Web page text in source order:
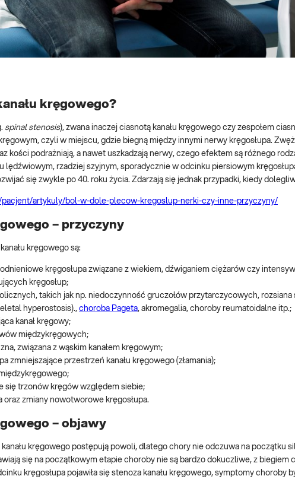
kręgowego?
spinal stenosis), zwana inaczej ciasnotą kanału kręgowego czy zespołem
czyli w miejscu, gdzie biegną między innymi nerwy kręgosłupa.
kości podrażniają, a nawet uszkadzają nerwy, czego efektem są różnego
lędźwiowym, rzadziej szyjnym, sporadycznie w odcinku piersiowym
się zwykle po 40. roku życia. Zdarzają się jednak przypadki, kiedy
pacjent/artykuly/bol-w-dole-plecow-kregoslup-nerki-czy-inne-przyczyny/
– przyczyny
kręgowego są:
kręgosłupa związane z wiekiem, dźwiganiem ciężarów czy
kręgosłup;
takich jak np. niedoczynność gruczołów przytarczycowych,
hyperostosis)., choroba Pageta, akromegalia, choroby reumatoidalne itp.;
kanał kręgowy;
międzykręgowych;
związana z wąskim kanałem kręgowym;
zmniejszające przestrzeń kanału kręgowego (złamania);
się trzonów kręgów względem siebie;
oraz zmiany nowotworowe kręgosłupa.
– objawy
kręgowego postępują powoli, dlatego chory nie odczuwa na początku
się na początkowym etapie choroby nie są bardzo dokuczliwe, z biegiem
kręgosłupa pojawiła się stenoza kanału kręgowego, symptomy choroby